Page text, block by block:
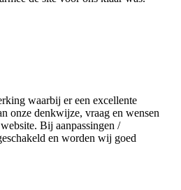
waarbij er een excellente
onze denkwijze, vraag en wensen
Bij aanpassingen /
en worden wij goed